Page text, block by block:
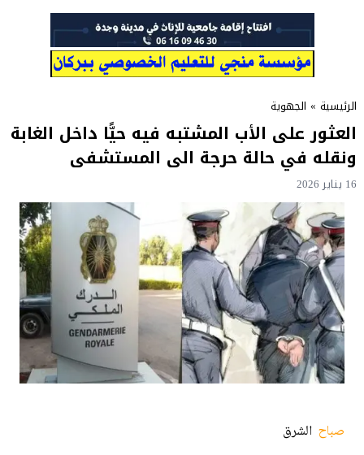
الرئيسية » الجهوية
العثور على الأب المشتبه فيه حيًّا داخل الغابة
ونقله في حالة حرجة الى المستشفى
16 يناير 2026
صباحالشرق